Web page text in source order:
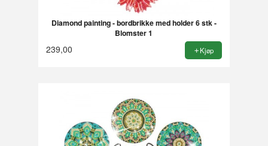
Diamond painting - bordbrikke med holder 6 stk -
Blomster 1
239,00 Kjøp